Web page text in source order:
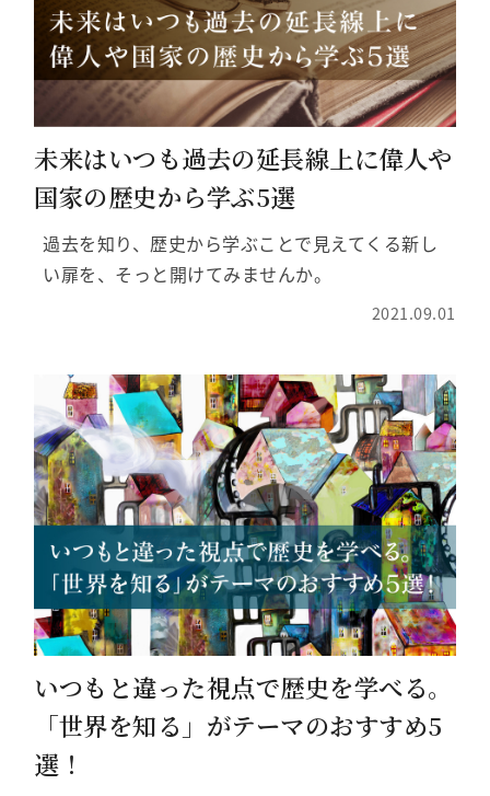
未来はいつも過去の延長線上に偉人や
国家の歴史から学ぶ5選
過去を知り、歴史から学ぶことで見えてくる新し
い扉を、そっと開けてみませんか。
2021.09.01
いつもと違った視点で歴史を学べる。
「世界を知る」がテーマのおすすめ5
選！